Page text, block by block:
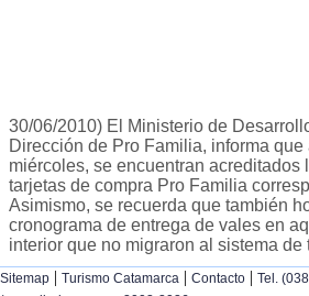
30/06/2010) El Ministerio de
Dirección de Pro Familia, informa que
miércoles, se encuentran acreditados
tarjetas de compra Pro Familia
Asimismo, se recuerda que también
cronograma de entrega de vales en
interior que no migraron al sistema de
Sitemap | Turismo Catamarca | Contacto | Tel.